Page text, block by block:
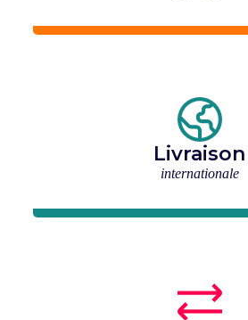
Livraison
internationale